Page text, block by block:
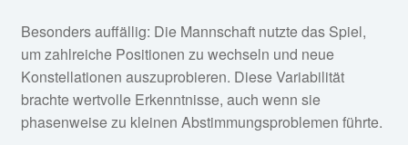
Besonders auffällig: Die Mannschaft nutzte das Spiel,
um zahlreiche Positionen zu wechseln und neue
Konstellationen auszuprobieren. Diese Variabilität
brachte wertvolle Erkenntnisse, auch wenn sie
phasenweise zu kleinen Abstimmungsproblemen führte.